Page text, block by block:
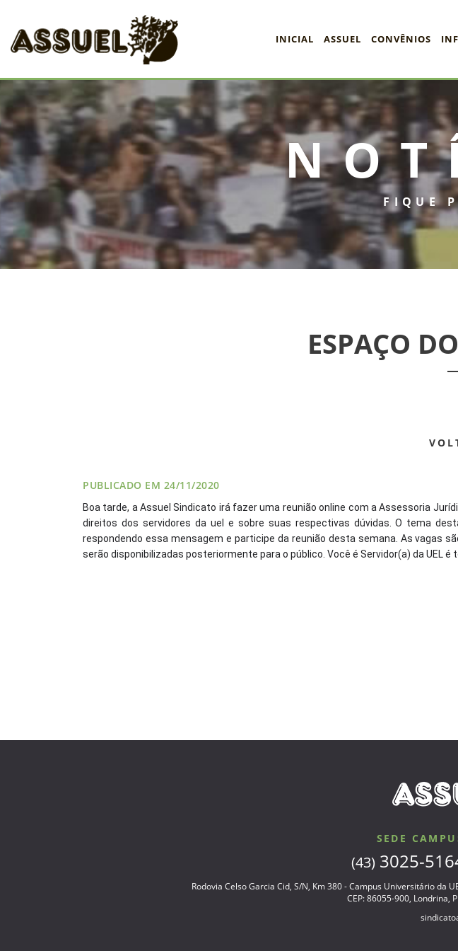
INICIAL
ASSUEL
CONVÊNIOS
INFORMATIVOS
ASSEMBLÉIAS
CONTATO
INICIAL ASSUEL CONVÊNIOS
FIQUE
ESPAÇO
PUBLICADO EM 24/11/2020
Boa tarde, a Assuel Sindicato irá fazer uma reunião online com a Assessoria
direitos dos servidores da uel e sobre suas respectivas dúvidas. O tema
respondendo essa mensagem e participe da reunião desta semana. As vagas
serão disponibilizadas posteriormente para o público. Você é Servidor(a) da UEL
SEDE
(43) 3025-
Rodovia Celso Garcia Cid, S/N, Km 380 - Campus Universitário da
CEP: 86055-900, Londrina,